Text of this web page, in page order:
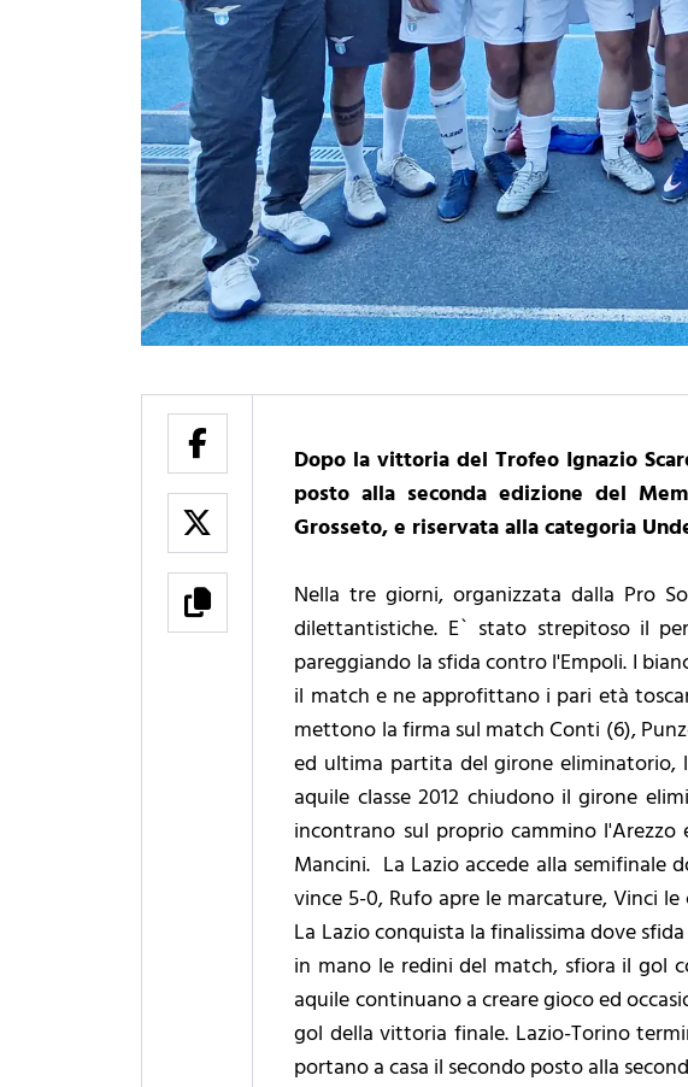
Dopo la vittoria del Trofeo Ignazio
posto alla seconda edizione del
Grosseto, e riservata alla categoria
Nella tre giorni, organizzata dalla Pro
dilettantistiche. E` stato strepitoso il
pareggiando la sfida contro l'Empoli. I
il match e ne approfittano i pari età
mettono la firma sul match Conti (6),
ed ultima partita del girone eliminatorio,
aquile classe 2012 chiudono il girone
incontrano sul proprio cammino
Mancini. La Lazio accede alla semifinale
vince 5-0, Rufo apre le marcature, Vinci
La Lazio conquista la finalissima dove
in mano le redini del match, sfiora il gol
aquile continuano a creare gioco ed
gol della vittoria finale. Lazio-Torino
portano a casa il secondo posto alla